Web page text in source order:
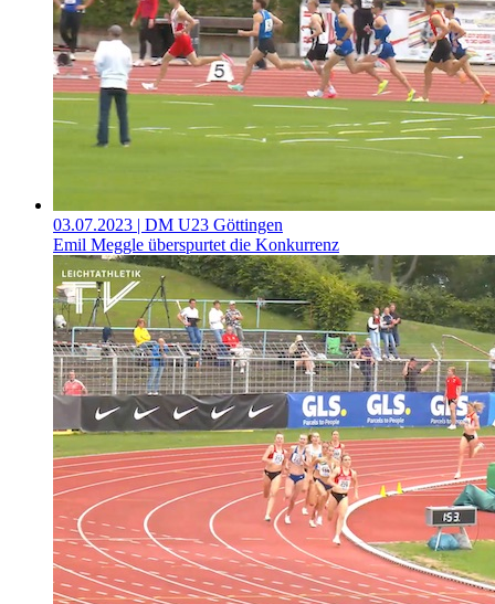
03.07.2023 | DM U23 Göttingen
Emil Meggle überspurtet die Konkurrenz